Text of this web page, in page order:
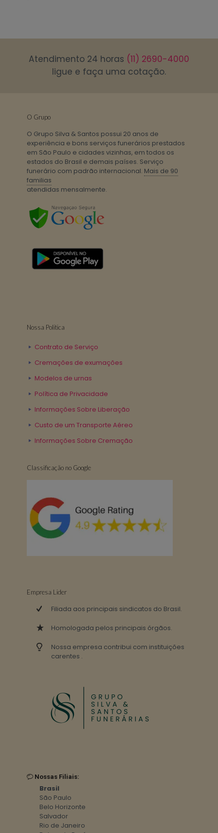
Atendimento 24 horas (11) 2690-4000
ligue e faça uma cotação.
O Grupo
O Grupo Silva & Santos possui 20 anos de
experiência e bons serviços funerários prestados
em São Paulo e cidades vizinhas, em todos os
estados do Brasil e demais países. Serviço
funerário com padrão internacional. Mais de 90
familias
atendidas mensalmente.
Nossa Politica
Contrato de Serviço
Cremações de exumações
Modelos de urnas
Política de Privacidade
Informações Sobre Liberação
Custo de um Transporte Aéreo
Informações Sobre Cremação
Classificação no Google
Empresa Lider
Filiada aos principais sindicatos do Brasil.
Homologada pelos principais órgãos.
Nossa empresa contribui com instituições
carentes .
Nossas Filiais:
Brasil
São Paulo
Belo Horizonte
Salvador
Rio de Janeiro